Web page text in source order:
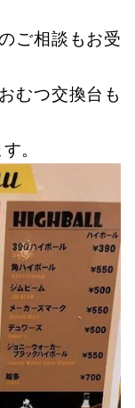
ご相談もお受
むつ交換台も
。